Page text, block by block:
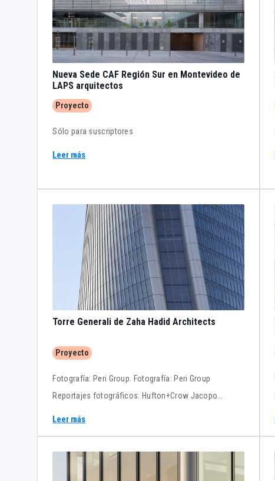
Nueva Sede CAF Región Sur en Montevideo de
LAPS arquitectos
Proyecto
Sólo para suscriptores
Leer más
Torre Generali de Zaha Hadid Architects
Proyecto
Fotografía: Peri Group. Fotografía: Peri Group
Reportajes fotográficos: Hufton+Crow Jacopo
Leer más